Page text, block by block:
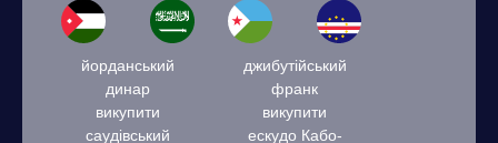
йорданський
динар
викупити
саудівський
джибутійський
франк
викупити
ескудо Кабо-